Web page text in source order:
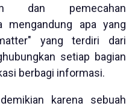
dan pemecahan
mengandung apa yang
yang terdiri dari
setiap bagian
berbagi informasi.
karena sebuah